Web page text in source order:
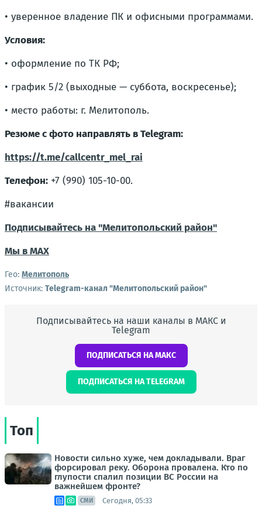
• уверенное владение ПК и офисными программами.
Условия:
• оформление по ТК РФ;
• график 5/2 (выходные — суббота, воскресенье);
• место работы: г. Мелитополь.
Резюме с фото направлять в Telegram:
https://t.me/callcentr_mel_rai
Телефон: +7 (990) 105-10-00.
#вакансии
Подписывайтесь на "Мелитопольский район"
Мы в МАХ
Гео: Мелитополь
Источник: Telegram-канал "Мелитопольский район"
Подписывайтесь на наши каналы в МАКС и
Telegram
ПОДПИСАТЬСЯ НА МАКС
ПОДПИСАТЬСЯ НА TELEGRAM
Топ
Новости сильно хуже, чем докладывали. Враг
форсировал реку. Оборона провалена. Кто по
глупости спалил позиции ВС России на
важнейшем фронте?
СМИ Сегодня, 05:33